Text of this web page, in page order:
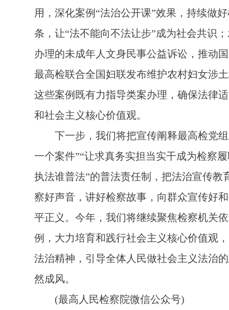
用，深化案例“法治公开课”效果，持续做
条，让“法不能向不法让步”成为社会共识
办理的未成年人文身民事公益诉讼，推动
最高检联合全国妇联发布维护农村妇女涉
这些案例既有力指导类案办理，确保法律
和社会主义核心价值观。
下一步，我们将把宣传阐释最高检党组
一个案件”“让求真务实担当实干成为检察
执法谁普法”的普法责任制，把法治宣传
察好声音，讲好检察故事，向群众宣传好
平正义。今年，我们将继续聚焦检察机关
例，大力培育和践行社会主义核心价值观
法治精神，引导全体人民做社会主义法治
然成风。
(最高人民检察院微信公众号)